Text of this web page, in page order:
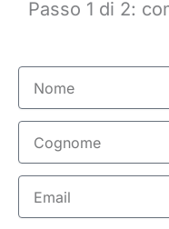
Passo 1 di 2:
Nome
Cognome
Email